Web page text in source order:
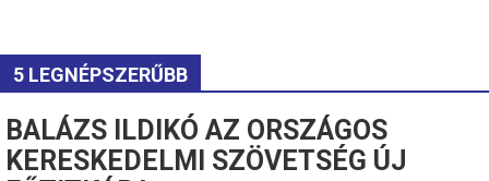
5 LEGNÉPSZERŰBB
BALÁZS ILDIKÓ AZ ORSZÁGOS
KERESKEDELMI SZÖVETSÉG ÚJ